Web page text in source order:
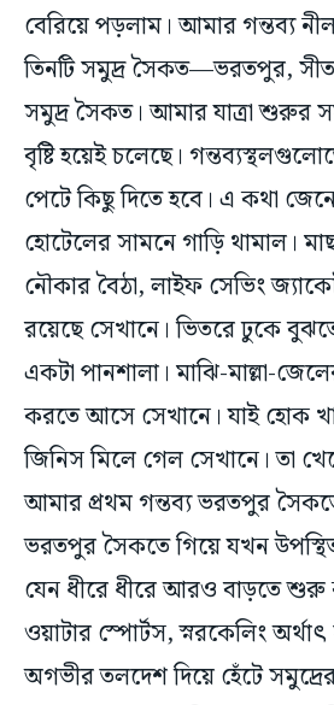
তিনটি সমুদ্র সৈকত—ভরতপুর,
সমুদ্র সৈকত। আমার যাত্রা শুরুর
বৃষ্টি হয়েই চলেছে।
পেটে কিছু দিতে হবে। এ কথা
হোটেলের সামনে গাড়ি থামাল।
নৌকার বৈঠা, লাইফ সেভিং
রয়েছে সেখানে। ভিতরে ঢুকে
একটা পানশালা। মাঝি-মাল্লা-
করতে আসে সেখানে। যাই হোক
জিনিস মিলে গেল সেখানে। তা
আমার প্রথম গন্তব্য ভরতপুর
ভরতপুর সৈকতে গিয়ে যখন উপস্থিত
যেন ধীরে ধীরে আরও বাড়তে শুরু
ওয়াটার স্পোর্টস, স্নরকেলিং
অগভীর তলদেশ দিয়ে হেঁটে
প্রত্যক্ষ করার জন্য বিখ্যাত। তবে